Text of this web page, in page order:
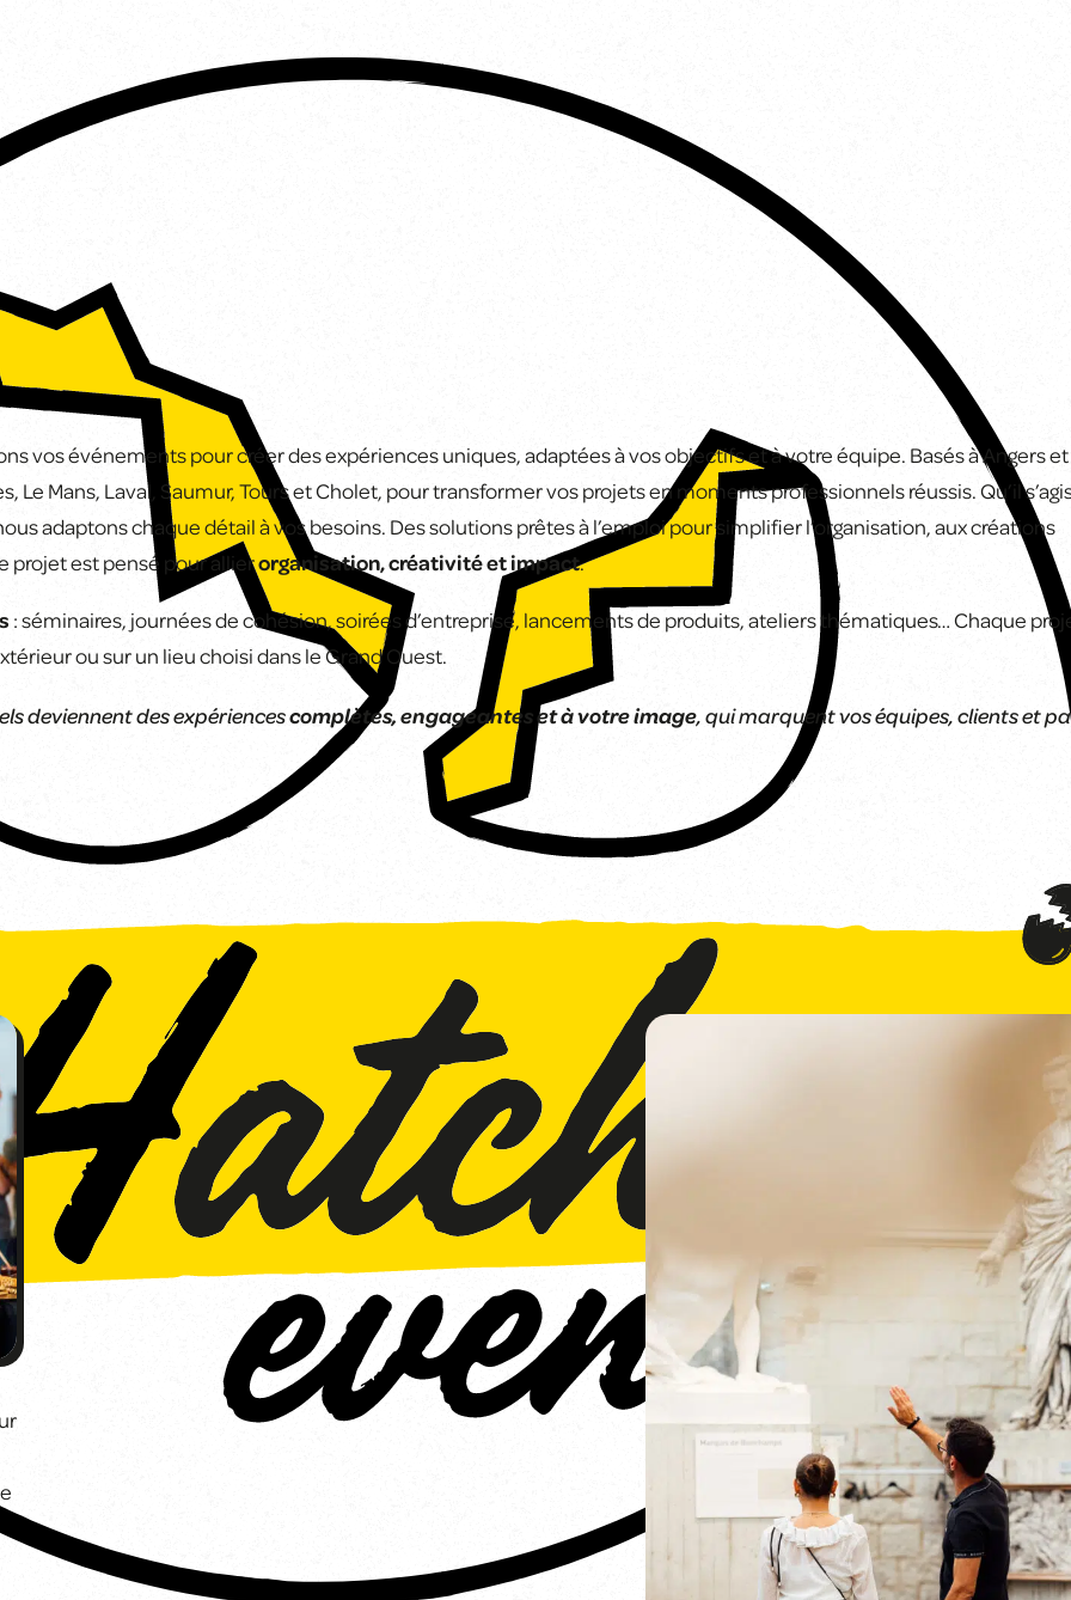
vos événements pour créer des expériences uniques, adaptées à vos objectifs et à votre équipe. Basés à Angers
Le Mans, Laval, Saumur, Tours et Cholet, pour transformer vos projets en moments professionnels réussis. Qu’il
adaptons chaque détail à vos besoins. Des solutions prêtes à l’emploi pour simplifier l’organisation, aux créations
projet est pensé pour allierorganisation, créativité et impact.
: séminaires, journées de cohésion, soirées d’entreprise, lancements de produits, ateliers thématiques… Chaque
ou sur un lieu choisi dans le Grand Ouest.
deviennent des expériencescomplètes, engageantes et à votre image, qui marquent vos équipes, clients et